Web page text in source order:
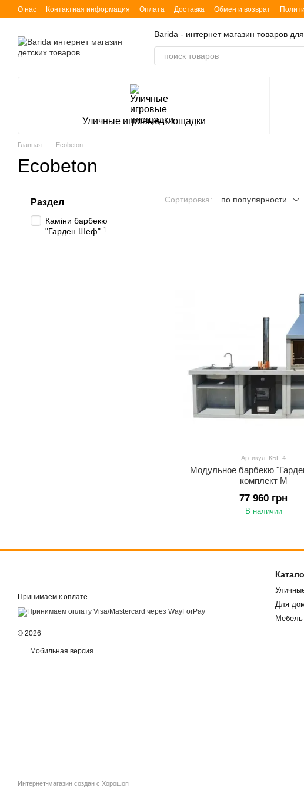
Перейти к основному контенту
О нас Контактная информация Оплата Доставка Обмен и возврат
Barida - интернет магазин товаров
Уличные игровые площадки
Главная Ecobeton
Ecobeton
Сортировка: по популярности
Артикул: КБГ-4
Модульное барбекю
комплект М
77 960 грн
В наличии
Раздел
Каміни барбекю
"Гарден Шеф" 1
Принимаем к оплате
© 2026
Мобильная версия
Интернет-магазин создан с Хорошоп
Для